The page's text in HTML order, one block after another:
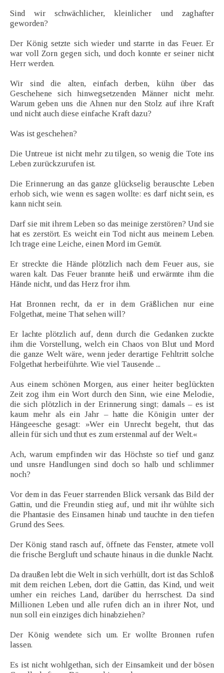
Sind wir schwächlicher, kleinlicher und zaghafter
geworden?
Der König setzte sich wieder und starrte in das Feuer. Er
war voll Zorn gegen sich, und doch konnte er seiner nicht
Herr werden.
Wir sind die alten, einfach derben, kühn über das
Geschehene sich hinwegsetzenden Männer nicht mehr.
Warum geben uns die Ahnen nur den Stolz auf ihre Kraft
und nicht auch diese einfache Kraft dazu?
Was ist geschehen?
Die Untreue ist nicht mehr zu tilgen, so wenig die Tote ins
Leben zurückzurufen ist.
Die Erinnerung an das ganze glückselig berauschte Leben
erhob sich, wie wenn es sagen wollte: es darf nicht sein, es
kann nicht sein.
Darf sie mit ihrem Leben so das meinige zerstören? Und sie
hat es zerstört. Es weicht ein Tod nicht aus meinem Leben.
Ich trage eine Leiche, einen Mord im Gemüt.
Er streckte die Hände plötzlich nach dem Feuer aus, sie
waren kalt. Das Feuer brannte heiß und erwärmte ihm die
Hände nicht, und das Herz fror ihm.
Hat Bronnen recht, da er in dem Gräßlichen nur eine
Folgethat, meine That sehen will?
Er lachte plötzlich auf, denn durch die Gedanken zuckte
ihm die Vorstellung, welch ein Chaos von Blut und Mord
die ganze Welt wäre, wenn jeder derartige Fehltritt solche
Folgethat herbeiführte. Wie viel Tausende ...
Aus einem schönen Morgen, aus einer heiter beglückten
Zeit zog ihm ein Wort durch den Sinn, wie eine Melodie,
die sich plötzlich in der Erinnerung singt; damals – es ist
kaum mehr als ein Jahr – hatte die Königin unter der
Hängeesche gesagt: »Wer ein Unrecht begeht, thut das
allein für sich und thut es zum erstenmal auf der Welt.«
Ach, warum empfinden wir das Höchste so tief und ganz
und unsre Handlungen sind doch so halb und schlimmer
noch?
Vor dem in das Feuer starrenden Blick versank das Bild der
Gattin, und die Freundin stieg auf, und mit ihr wühlte sich
die Phantasie des Einsamen hinab und tauchte in den tiefen
Grund des Sees.
Der König stand rasch auf, öffnete das Fenster, atmete voll
die frische Bergluft und schaute hinaus in die dunkle Nacht.
Da draußen lebt die Welt in sich verhüllt, dort ist das Schloß
mit dem reichen Leben, dort die Gattin, das Kind, und weit
umher ein reiches Land, darüber du herrschest. Da sind
Millionen Leben und alle rufen dich an in ihrer Not, und
nun soll ein einziges dich hinabziehen?
Der König wendete sich um. Er wollte Bronnen rufen
lassen.
Es ist nicht wohlgethan, sich der Einsamkeit und der bösen